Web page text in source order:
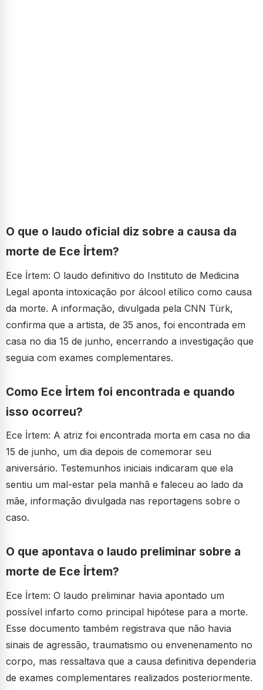
O que o laudo oficial diz sobre a causa da
morte de Ece İrtem?
Ece İrtem: O laudo definitivo do Instituto de Medicina
Legal aponta intoxicação por álcool etílico como causa
da morte. A informação, divulgada pela CNN Türk,
confirma que a artista, de 35 anos, foi encontrada em
casa no dia 15 de junho, encerrando a investigação que
seguia com exames complementares.
Como Ece İrtem foi encontrada e quando
isso ocorreu?
Ece İrtem: A atriz foi encontrada morta em casa no dia
15 de junho, um dia depois de comemorar seu
aniversário. Testemunhos iniciais indicaram que ela
sentiu um mal-estar pela manhã e faleceu ao lado da
mãe, informação divulgada nas reportagens sobre o
caso.
O que apontava o laudo preliminar sobre a
morte de Ece İrtem?
Ece İrtem: O laudo preliminar havia apontado um
possível infarto como principal hipótese para a morte.
Esse documento também registrava que não havia
sinais de agressão, traumatismo ou envenenamento no
corpo, mas ressaltava que a causa definitiva dependeria
de exames complementares realizados posteriormente.